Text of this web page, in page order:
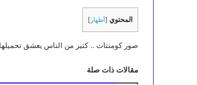
المحتوي [أظهار ]
صور كومنتات .. كثير من الناس يعشق
مقالات ذات صلة